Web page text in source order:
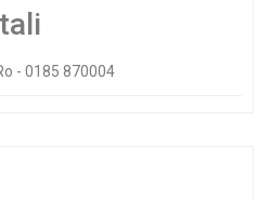
- 0185 870004